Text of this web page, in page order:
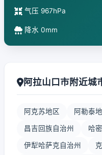
气压 967hPa
降水 0mm
阿拉山口市附近城
阿克苏地区 阿勒泰
昌吉回族自治州 哈
伊犁哈萨克自治州